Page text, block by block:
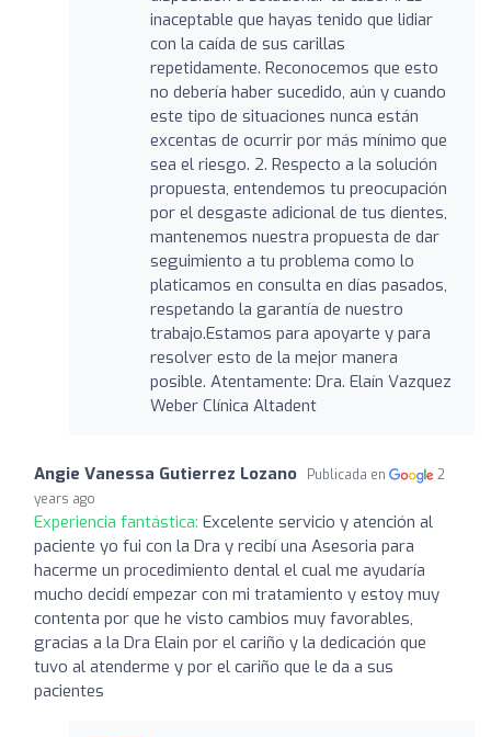
inaceptable que hayas tenido que lidiar
con la caída de sus carillas
repetidamente. Reconocemos que esto
no debería haber sucedido, aún y cuando
este tipo de situaciones nunca están
excentas de ocurrir por más mínimo que
sea el riesgo. 2. Respecto a la solución
propuesta, entendemos tu preocupación
por el desgaste adicional de tus dientes,
mantenemos nuestra propuesta de dar
seguimiento a tu problema como lo
platicamos en consulta en días pasados,
respetando la garantía de nuestro
trabajo.Estamos para apoyarte y para
resolver esto de la mejor manera
posible. Atentamente: Dra. Elaín Vazquez
Weber Clínica Altadent
Angie Vanessa Gutierrez Lozano Publicada en
2
years ago
Experiencia fantástica: Excelente servicio y atención al
paciente yo fui con la Dra y recibí una Asesoria para
hacerme un procedimiento dental el cual me ayudaría
mucho decidí empezar con mi tratamiento y estoy muy
contenta por que he visto cambios muy favorables,
gracias a la Dra Elain por el cariño y la dedicación que
tuvo al atenderme y por el cariño que le da a sus
pacientes